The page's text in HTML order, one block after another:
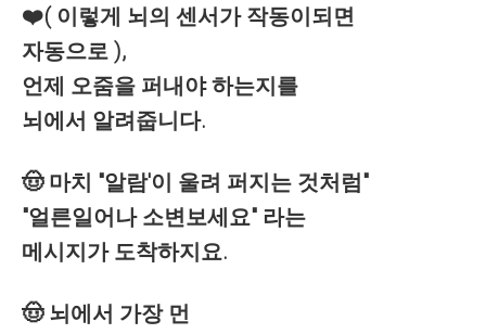
❤️( 이렇게 뇌의 센서가 작동이되면
자동으로 ),
언제 오줌을 퍼내야 하는지를
뇌에서 알려줍니다.
🤠 마치 "알람'이 울려 퍼지는 것처럼"
"얼른일어나 소변보세요" 라는
메시지가 도착하지요.
🤠 뇌에서 가장 먼